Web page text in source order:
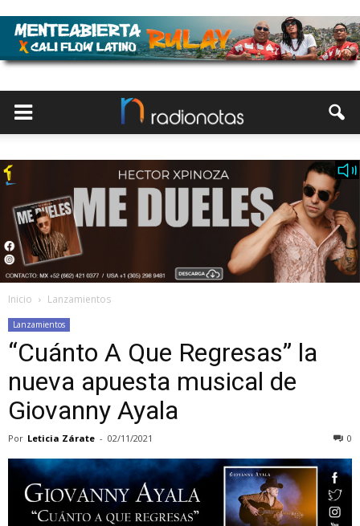
Inicio Lanzamientos
Lanzamientos
“Cuánto A Que Regresas” la
nueva apuesta musical de
Giovanny Ayala
Por Leticia Zárate - 02/11/2021 0